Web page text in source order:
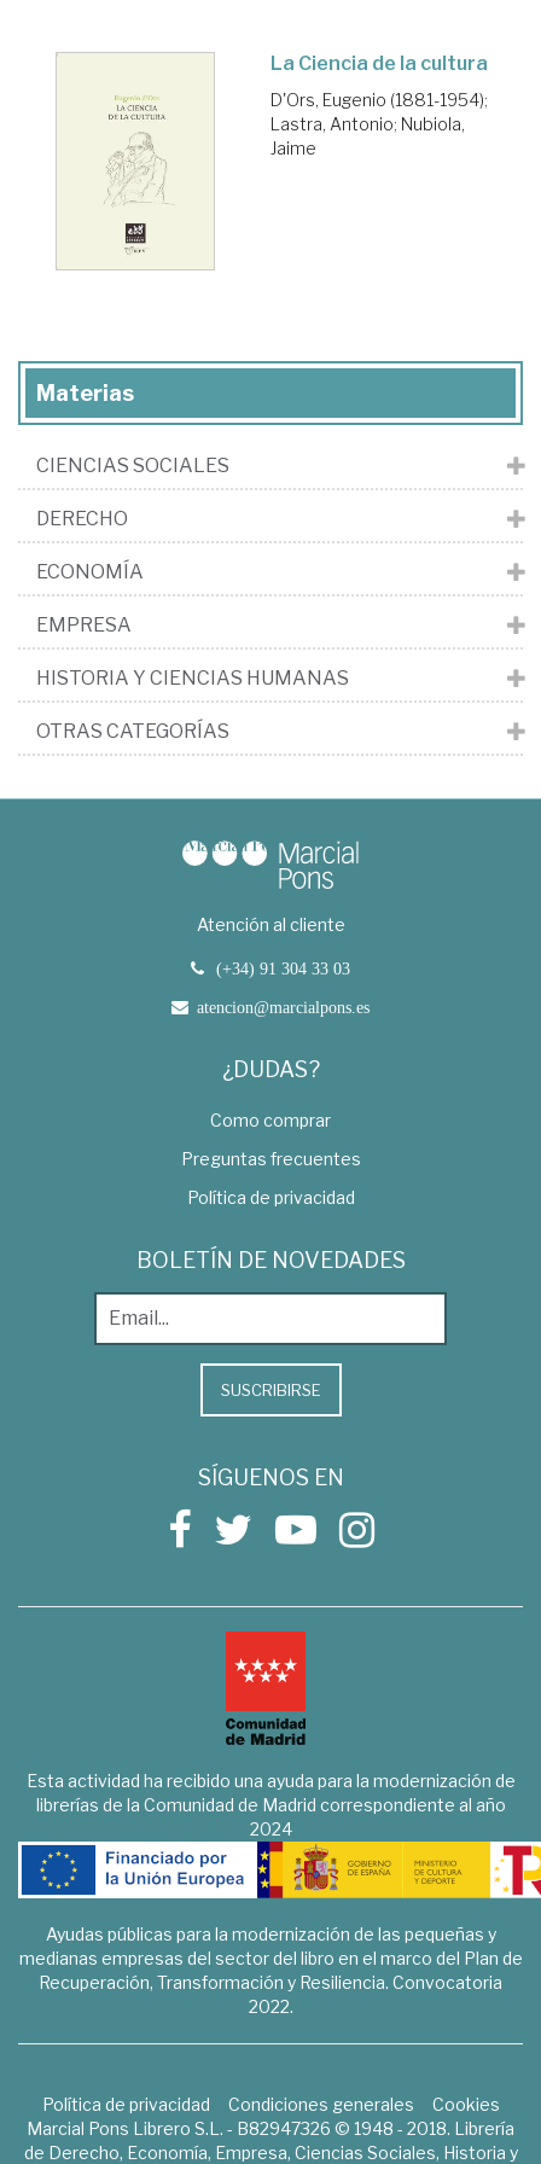
La Ciencia de la cultura
D'Ors, Eugenio (1881-1954);
Lastra, Antonio; Nubiola,
Jaime
Materias
CIENCIAS SOCIALES
DERECHO
ECONOMÍA
EMPRESA
HISTORIA Y CIENCIAS HUMANAS
OTRAS CATEGORÍAS
Atención al cliente
(+34) 91 304 33 03
atencion@marcialpons.es
¿DUDAS?
Como comprar
Preguntas frecuentes
Política de privacidad
BOLETÍN DE NOVEDADES
SUSCRIBIRSE
SÍGUENOS EN
Esta actividad ha recibido una ayuda para la modernización de
librerías de la Comunidad de Madrid correspondiente al año
2024
Ayudas públicas para la modernización de las pequeñas y
medianas empresas del sector del libro en el marco del Plan de
Recuperación, Transformación y Resiliencia. Convocatoria
2022.
Política de privacidad Condiciones generales
Cookies
Marcial Pons Librero S.L. - B82947326 © 1948 - 2018. Librería
de Derecho, Economía, Empresa, Ciencias Sociales, Historia y